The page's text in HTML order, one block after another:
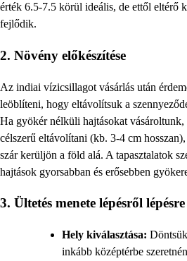
érték 6.5-7.5 körül ideális, de ettől eltérő
fejlődik.
2. Növény előkészítése
Az indiai vízicsillagot vásárlás után
leöblíteni, hogy eltávolítsuk a
Ha gyökér nélküli hajtásokat
célszerű eltávolítani (kb. 3-4 cm
szár kerüljön a föld alá. A tapasztalatok
hajtások gyorsabban és erősebben
3. Ültetés menete lépésről lépésre
Hely kiválasztása:
inkább középtérbe